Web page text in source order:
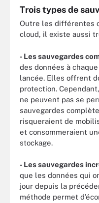
Trois types de
Outre les différentes
cloud, il existe aussi
- Les sauvegardes
des données à
lancée. Elles offrent
protection.
ne peuvent pas se
sauvegardes
risqueraient de
et consommeraient
stockage.
- Les sauvegardes
que les données qui
jour depuis la
méthode permet